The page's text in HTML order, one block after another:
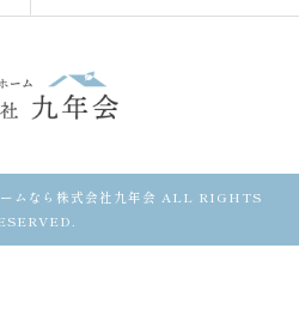
ムなら株式会社九年会 ALL RIGHTS